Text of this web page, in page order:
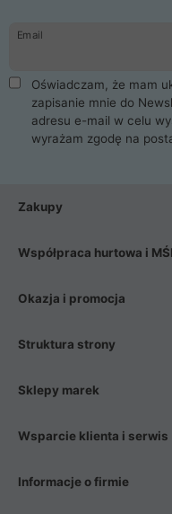
Email
Oświadczam, że mam
zapisanie mnie do
adresu e-mail w celu
wyrażam zgodę na
Zakupy
Współpraca hurtowa i
Okazja i promocja
Struktura strony
Sklepy marek
Wsparcie klienta i serwis
Informacje o firmie